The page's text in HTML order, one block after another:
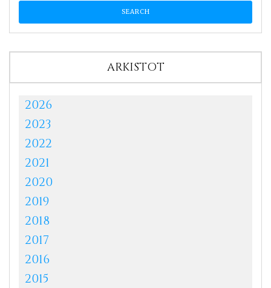
ARKISTOT
2026
2023
2022
2021
2020
2019
2018
2017
2016
2015